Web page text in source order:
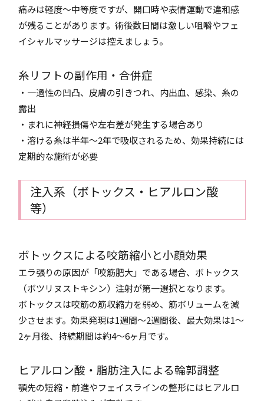
痛みは軽度〜中等度ですが、開口時や表情運動で違和感
が残ることがあります。術後数日間は激しい咀嚼やフェ
イシャルマッサージは控えましょう。
糸リフトの副作用・合併症
・一過性の凹凸、皮膚の引きつれ、内出血、感染、糸の
露出
・まれに神経損傷や左右差が発生する場合あり
・溶ける糸は半年〜2年で吸収されるため、効果持続には
定期的な施術が必要
注入系（ボトックス・ヒアルロン酸
等）
ボトックスによる咬筋縮小と小顔効果
エラ張りの原因が「咬筋肥大」である場合、ボトックス
（ボツリヌストキシン）注射が第一選択となります。
ボトックスは咬筋の筋収縮力を弱め、筋ボリュームを減
少させます。効果発現は1週間〜2週間後、最大効果は1〜
2ヶ月後、持続期間は約4〜6ヶ月です。
ヒアルロン酸・脂肪注入による輪郭調整
顎先の短縮・前進やフェイスラインの整形にはヒアルロ